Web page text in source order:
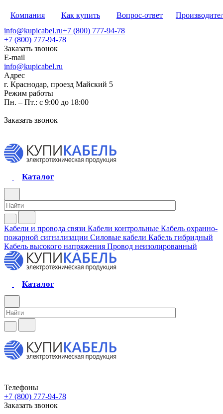
Компания Как купить Вопрос-ответ
info@kupicabel.ru+7 (800) 777-94-78
+7 (800) 777-94-78
Заказать звонок
E-mail
info@kupicabel.ru
Адрес
г. Краснодар, проезд Майский 5
Режим работы
Пн. – Пт.: с 9:00 до 18:00
Заказать звонок
Каталог
Кабели и провода связи Кабели контрольные Кабель охранно-
пожарной сигнализации Силовые кабели Кабель гибридный
Кабель высокого напряжения Провод неизолированный
Каталог
Телефоны
+7 (800) 777-94-78
Заказать звонок